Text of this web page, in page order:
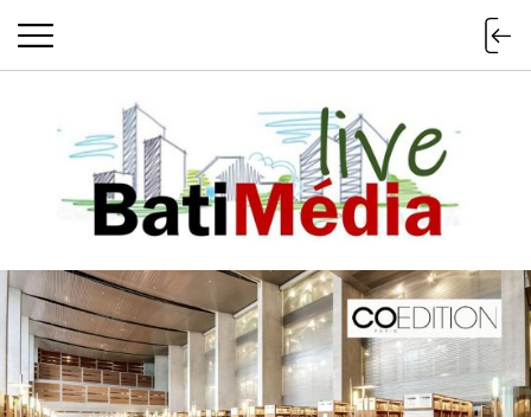
Batimedialive